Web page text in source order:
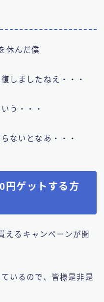
休んだ僕
しましたねえ・・・
う・・・
ないとなあ・・・
ゲットする方
るキャンペーンが開
いるので、皆様是非是